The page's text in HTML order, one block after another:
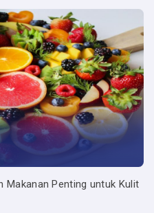
Makanan Penting untuk Kulit